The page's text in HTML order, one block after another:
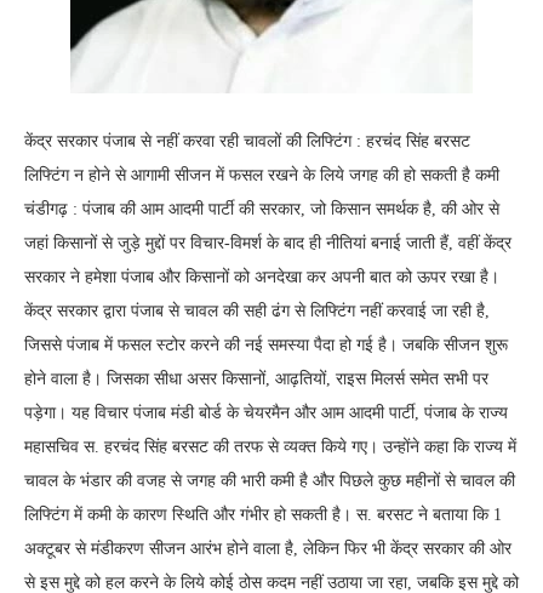
केंद्र सरकार पंजाब से नहीं करवा रही चावलों की लिफ्टिंग : हरचंद सिंह बरसट
लिफ्टिंग न होने से आगामी सीजन में फसल रखने के लिये जगह की हो सकती है कमी
चंडीगढ़ : पंजाब की आम आदमी पार्टी की सरकार, जो किसान समर्थक है, की ओर से
जहां किसानों से जुड़े मुद्दों पर विचार-विमर्श के बाद ही नीतियां बनाई जाती हैं, वहीं केंद्र
सरकार ने हमेशा पंजाब और किसानों को अनदेखा कर अपनी बात को ऊपर रखा है।
केंद्र सरकार द्वारा पंजाब से चावल की सही ढंग से लिफ्टिंग नहीं करवाई जा रही है,
जिससे पंजाब में फसल स्टोर करने की नई समस्या पैदा हो गई है। जबकि सीजन शुरू
होने वाला है। जिसका सीधा असर किसानों, आढ़तियों, राइस मिलर्स समेत सभी पर
पड़ेगा। यह विचार पंजाब मंडी बोर्ड के चेयरमैन और आम आदमी पार्टी, पंजाब के राज्य
महासचिव स. हरचंद सिंह बरसट की तरफ से व्यक्त किये गए। उन्होंने कहा कि राज्य में
चावल के भंडार की वजह से जगह की भारी कमी है और पिछले कुछ महीनों से चावल की
लिफ्टिंग में कमी के कारण स्थिति और गंभीर हो सकती है। स. बरसट ने बताया कि 1
अक्टूबर से मंडीकरण सीजन आरंभ होने वाला है, लेकिन फिर भी केंद्र सरकार की ओर
से इस मुद्दे को हल करने के लिये कोई ठोस कदम नहीं उठाया जा रहा, जबकि इस मुद्दे को